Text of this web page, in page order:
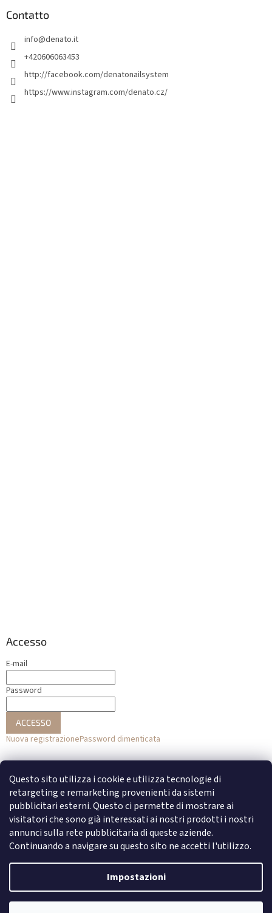
Questo sito utilizza i cookie e utilizza tecnologie di
retargeting e remarketing provenienti da sistemi
pubblicitari esterni. Questo ci permette di mostrare ai
visitatori che sono già interessati ai nostri prodotti i nostri
annunci sulla rete pubblicitaria di queste aziende.
Continuando a navigare su questo sito ne accetti l'utilizzo.
Impostazioni
Contatto
info@denato.it
+420606063453
http://facebook.com/denatonailsystem
https://www.instagram.com/denato.cz/
Accesso
E-mail
Password
ACCESSO
Nuova registrazionePassword dimenticata
o
Accesso con Facebook
Accesso con Google
Copyright 2026DENATO. Tutti i diritti riservati.Modifica delle